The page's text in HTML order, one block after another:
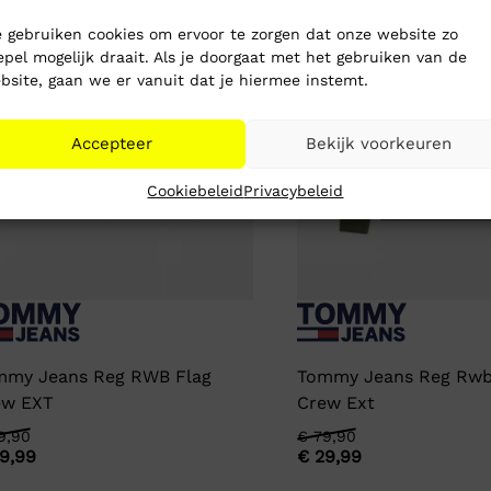
gebruiken cookies om ervoor te zorgen dat onze website zo
mogelijk draait. Als je doorgaat met het gebruiken van de
gaan we er vanuit dat je hiermee instemt.
Accepteer Bekijk voorkeuren
CookiebeleidPrivacybeleid
Jeans Reg RWB Flag
EXT
Tommy Jeans Reg
Crew Ext
€79,90
Oorspronkelijke
prijs
€29,99
Huidige
prijs